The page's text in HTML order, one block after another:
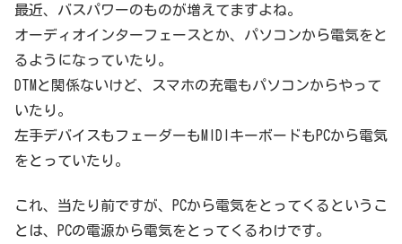
最近、バスパワーのものが増えてますよね。
オーディオインターフェースとか、パソコンから電気をと
るようになっていたり。
DTMと関係ないけど、スマホの充電もパソコンからやって
いたり。
左手デバイスもフェーダーもMIDIキーボードもPCから電気
をとっていたり。
これ、当たり前ですが、PCから電気をとってくるというこ
とは、PCの電源から電気をとってくるわけです。